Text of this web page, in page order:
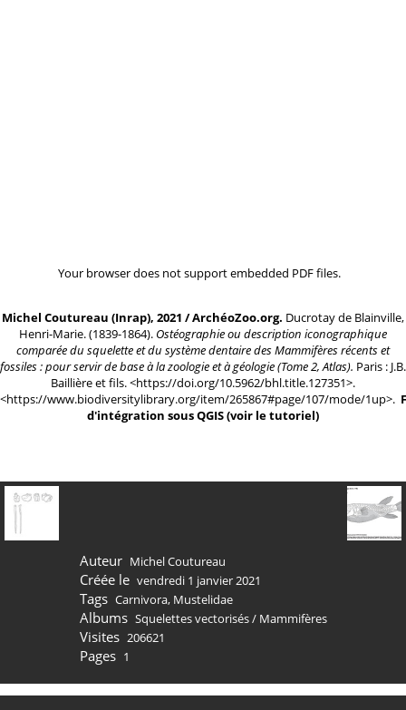
Your browser does not support embedded PDF files.
Michel Coutureau (Inrap), 2021 / ArchéoZoo.org. Ducrotay de Blainville,
Henri-Marie. (1839-1864). Ostéographie ou description iconographique
comparée du squelette et du système dentaire des Mammifères récents et
fossiles : pour servir de base à la zoologie et à géologie (Tome 2, Atlas). Paris : J.B.
Baillière et fils. <https://doi.org/10.5962/bhl.title.127351>.
<https://www.biodiversitylibrary.org/item/265867#page/107/mode/1up>.
d'intégration sous QGIS(voir le tutoriel)
Auteur Michel Coutureau
Créée le vendredi 1 janvier 2021
Tags Carnivora, Mustelidae
Albums Squelettes vectorisés/ Mammifères
Visites 206621
Pages 1